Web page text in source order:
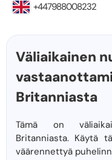
+447988008232
Väliaikainen
Britanniasta
Tämä on
Britanniasta. Käytä
väärennettyä